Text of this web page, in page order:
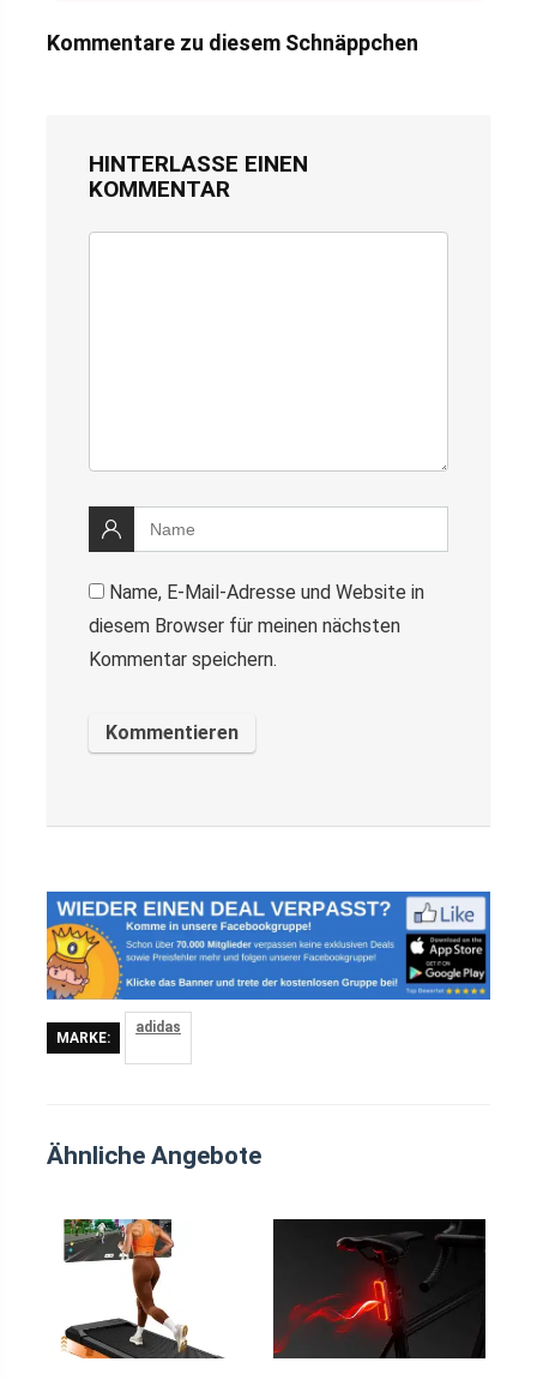
Kommentare zu diesem Schnäppchen
HINTERLASSE EINEN
KOMMENTAR
Name, E-Mail-Adresse und Website in
diesem Browser für meinen nächsten
Kommentar speichern.
MARKE:
adidas
Ähnliche Angebote